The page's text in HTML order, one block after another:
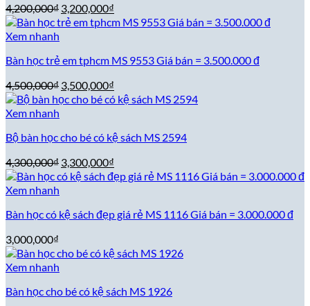
4,200,000₫ Giá
gốc
3,200,000₫
hiện
3,200,000₫.
Xem nhanh
Bàn học trẻ em tphcm MS 9553 Giá bán = 3.500.000 đ
4,500,000₫ Giá
gốc
3,500,000₫
hiện
3,500,000₫.
Xem nhanh
Bộ bàn học cho bé có kệ sách MS 2594
4,300,000₫ Giá
gốc
3,300,000₫
hiện
3,300,000₫.
Xem nhanh
Bàn học có kệ sách đẹp giá rẻ MS 1116 Giá bán = 3.000.000 đ
3,000,000₫
Xem nhanh
Bàn học cho bé có kệ sách MS 1926